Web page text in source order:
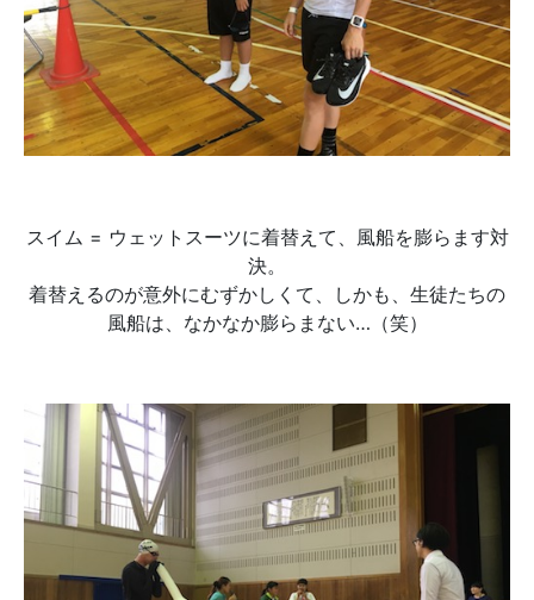
スイム = ウェットスーツに着替えて、風船を膨らます対
決。
着替えるのが意外にむずかしくて、しかも、生徒たちの
風船は、なかなか膨らまない…（笑）